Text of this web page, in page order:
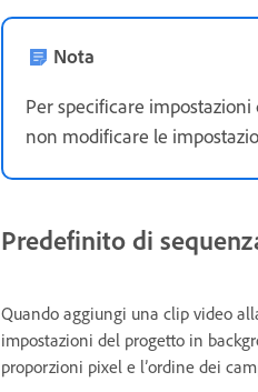
Nota
Per specificare
non modificare le
Predefinito di
Quando aggiungi una clip video
impostazioni del progetto in
proporzioni pixel e l’ordine dei